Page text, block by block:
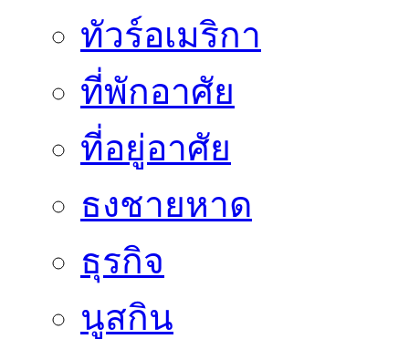
ทัวร์อเมริกา
ที่พักอาศัย
ที่อยู่อาศัย
ธงชายหาด
ธุรกิจ
นูสกิน